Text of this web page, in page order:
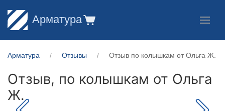
Арматура
Арматура Отзывы Отзыв по колышкам от Ольга Ж.
Отзыв, по колышкам от Ольга
Ж.